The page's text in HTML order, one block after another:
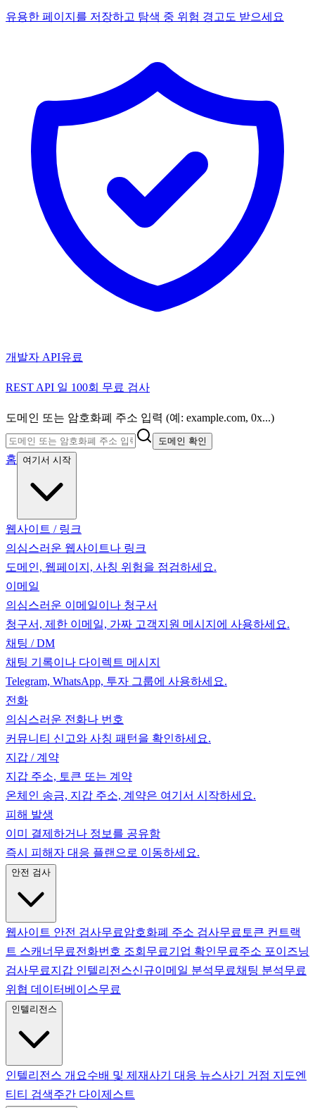
유용한 페이지를 저장하고 탐색 중 위험 경고도 받으세요
개발자 API유료
REST API 일 100회 무료 검사
도메인 또는 암호화폐 주소 입력 (예: example.com, 0x...)
도메인 확인
홈 여기서 시작
웹사이트 / 링크
의심스러운 웹사이트나 링크
도메인, 웹페이지, 사칭 위험을 점검하세요.
이메일
의심스러운 이메일이나 청구서
청구서, 제한 이메일, 가짜 고객지원 메시지에 사용하세요.
채팅 / DM
채팅 기록이나 다이렉트 메시지
Telegram, WhatsApp, 투자 그룹에 사용하세요.
전화
의심스러운 전화나 번호
커뮤니티 신고와 사칭 패턴을 확인하세요.
지갑 / 계약
지갑 주소, 토큰 또는 계약
온체인 송금, 지갑 주소, 계약은 여기서 시작하세요.
피해 발생
이미 결제하거나 정보를 공유함
즉시 피해자 대응 플랜으로 이동하세요.
안전 검사
웹사이트 안전 검사무료암호화폐 주소 검사무료 토큰 컨트랙
트 스캐너 무료전화번호 조회 무료기업 확인무료주소 포이즈닝
검사무료지갑 인텔리전스신규이메일 분석무료채팅 분석무료
위협 데이터베이스무료
인텔리전스
인텔리전스 개요수배 및 제재사기 대응 뉴스사기 거점 지도엔
티티 검색주간 다이제스트